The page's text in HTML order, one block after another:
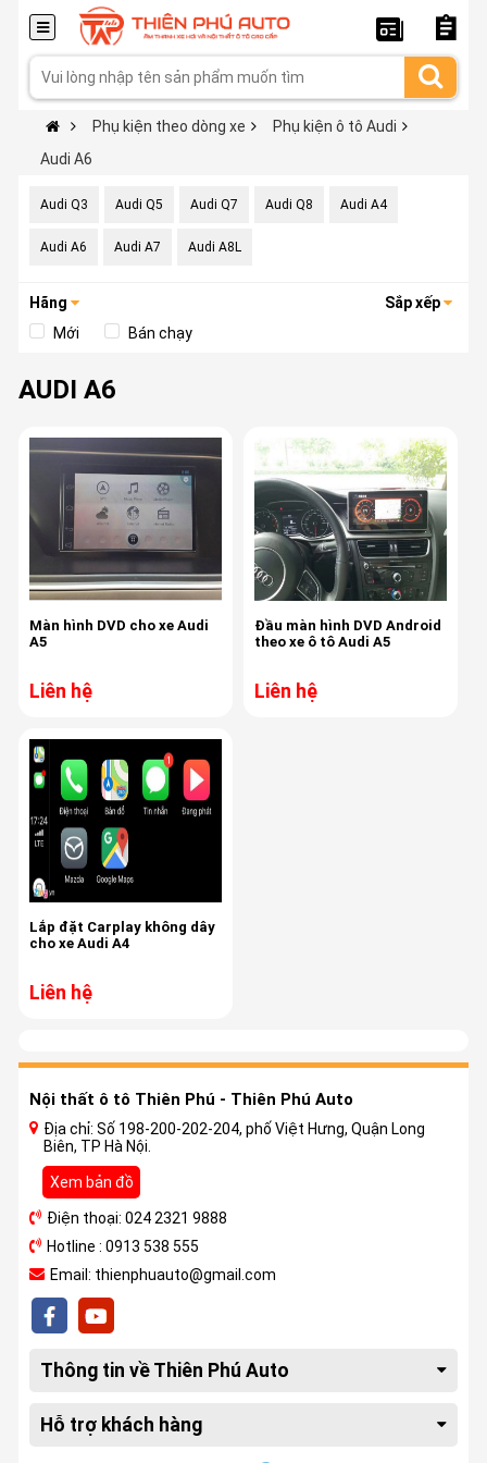
Phụ kiện theo dòng xe
Phụ kiện ô tô Audi
Audi A6
Audi Q3 Audi Q5 Audi Q7 Audi Q8 Audi A4
Audi A6 Audi A7 Audi A8L
Hãng
Sắp xếp
Mới
Bán chạy
AUDI A6
Màn hình DVD cho xe Audi
A5
Liên hệ
Đầu màn hình DVD Android
theo xe ô tô Audi A5
Liên hệ
Lắp đặt Carplay không dây
cho xe Audi A4
Liên hệ
Nội thất ô tô Thiên Phú - Thiên Phú Auto
Địa chỉ: Số 198-200-202-204, phố Việt Hưng, Quận Long
Biên, TP Hà Nội.
Xem bản đồ
Điện thoại: 024 2321 9888
Hotline : 0913 538 555
Email: thienphuauto@gmail.com
Thông tin về Thiên Phú Auto
Hỗ trợ khách hàng